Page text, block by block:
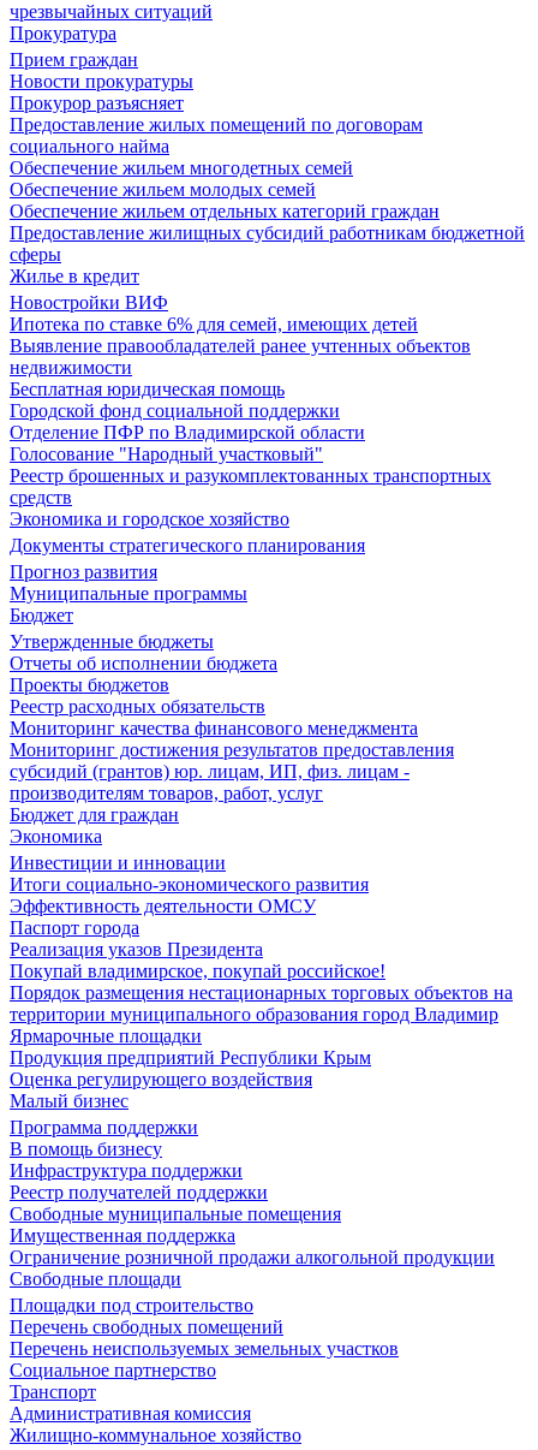
чрезвычайных ситуаций
Прокуратура
Прием граждан
Новости прокуратуры
Прокурор разъясняет
Предоставление жилых помещений по договорам
социального найма
Обеспечение жильем многодетных семей
Обеспечение жильем молодых семей
Обеспечение жильем отдельных категорий граждан
Предоставление жилищных субсидий работникам бюджетной
сферы
Жилье в кредит
Новостройки ВИФ
Ипотека по ставке 6% для семей, имеющих детей
Выявление правообладателей ранее учтенных объектов
недвижимости
Бесплатная юридическая помощь
Городской фонд социальной поддержки
Отделение ПФР по Владимирской области
Голосование "Народный участковый"
Реестр брошенных и разукомплектованных транспортных
средств
Экономика и городское хозяйство
Документы стратегического планирования
Прогноз развития
Муниципальные программы
Бюджет
Утвержденные бюджеты
Отчеты об исполнении бюджета
Проекты бюджетов
Реестр расходных обязательств
Мониторинг качества финансового менеджмента
Мониторинг достижения результатов предоставления
субсидий (грантов) юр. лицам, ИП, физ. лицам -
производителям товаров, работ, услуг
Бюджет для граждан
Экономика
Инвестиции и инновации
Итоги социально-экономического развития
Эффективность деятельности ОМСУ
Паспорт города
Реализация указов Президента
Покупай владимирское, покупай российское!
Порядок размещения нестационарных торговых объектов на
территории муниципального образования город Владимир
Ярмарочные площадки
Продукция предприятий Республики Крым
Оценка регулирующего воздействия
Малый бизнес
Программа поддержки
В помощь бизнесу
Инфраструктура поддержки
Реестр получателей поддержки
Свободные муниципальные помещения
Имущественная поддержка
Ограничение розничной продажи алкогольной продукции
Свободные площади
Площадки под строительство
Перечень свободных помещений
Перечень неиспользуемых земельных участков
Социальное партнерство
Транспорт
Административная комиссия
Жилищно-коммунальное хозяйство